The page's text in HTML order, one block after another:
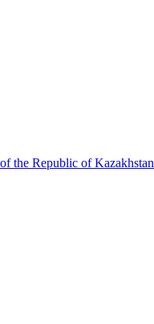
the Republic of Kazakhstan